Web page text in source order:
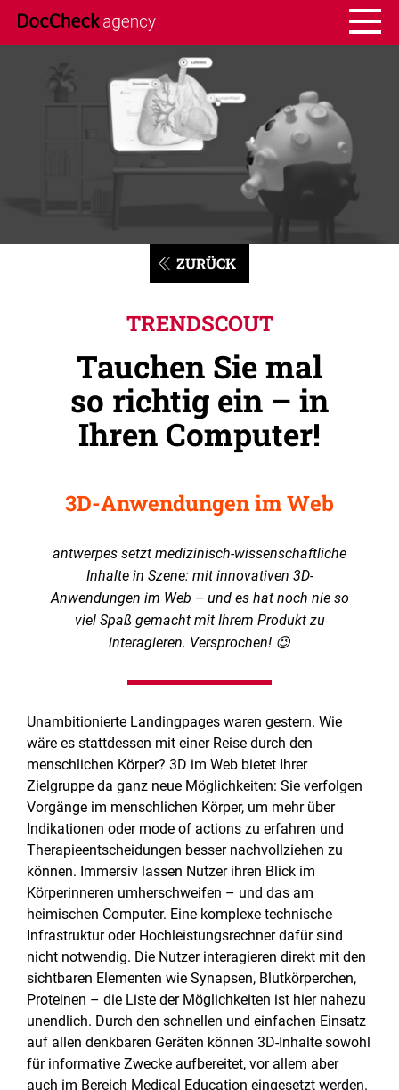
ZURÜCK
TRENDSCOUT
Tauchen Sie mal
so richtig ein – in
Ihren Computer!
3D-Anwendungen im Web
antwerpes setzt medizinisch-wissenschaftliche
Inhalte in Szene: mit innovativen 3D-
Anwendungen im Web – und es hat noch nie so
viel Spaß gemacht mit Ihrem Produkt zu
interagieren. Versprochen! 😉
Unambitionierte Landingpages waren gestern. Wie
wäre es stattdessen mit einer Reise durch den
menschlichen Körper? 3D im Web bietet Ihrer
Zielgruppe da ganz neue Möglichkeiten: Sie verfolgen
Vorgänge im menschlichen Körper, um mehr über
Indikationen oder mode of actions zu erfahren und
Therapieentscheidungen besser nachvollziehen zu
können. Immersiv lassen Nutzer ihren Blick im
Körperinneren umherschweifen – und das am
heimischen Computer. Eine komplexe technische
Infrastruktur oder Hochleistungsrechner dafür sind
nicht notwendig. Die Nutzer interagieren direkt mit den
sichtbaren Elementen wie Synapsen, Blutkörperchen,
Proteinen – die Liste der Möglichkeiten ist hier nahezu
unendlich. Durch den schnellen und einfachen Einsatz
auf allen denkbaren Geräten können 3D-Inhalte sowohl
für informative Zwecke aufbereitet, vor allem aber
auch im Bereich Medical Education eingesetzt werden.